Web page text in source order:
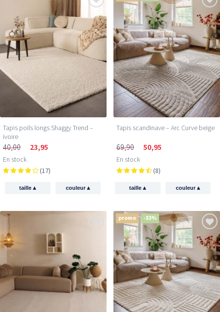
Tapis poils longs Shaggy Trend –
ivoire
40,00 23,95
En stock
(17)
taille▴ couleur▴
Tapis scandinave – Arc Curve beige
69,90 50,95
En stock
(8)
taille▴ couleur▴
promo -33%